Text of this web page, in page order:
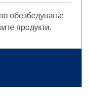
обезбедување
продукти.